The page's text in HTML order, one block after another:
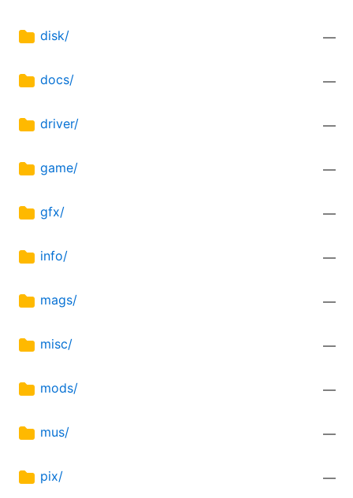
disk/ —
docs/ —
driver/ —
game/ —
gfx/ —
info/ —
mags/ —
misc/ —
mods/ —
mus/ —
pix/ —